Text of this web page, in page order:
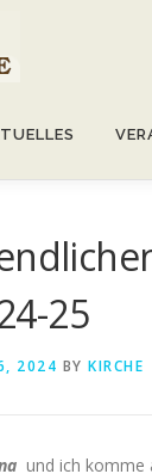
25
2024 BY KIRCHE
und ich komme